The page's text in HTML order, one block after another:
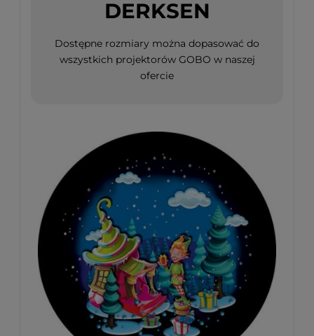
DERKSEN
Dostępne rozmiary można dopasować do
wszystkich projektorów GOBO w naszej
ofercie